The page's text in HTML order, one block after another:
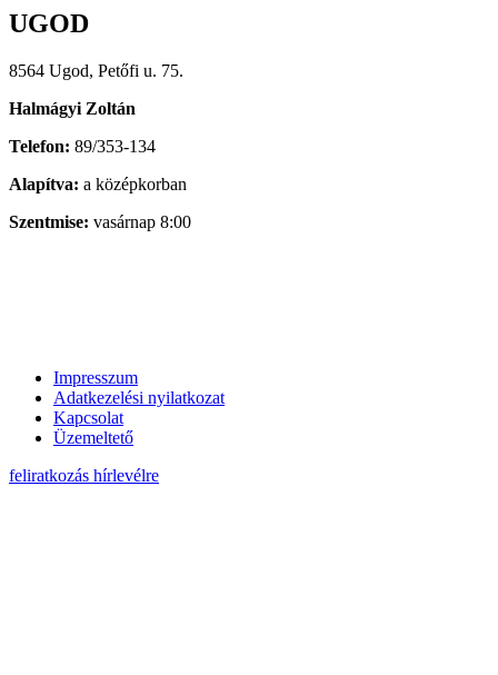
UGOD
8564 Ugod, Petőfi u. 75.
Halmágyi Zoltán
Telefon: 89/353-134
Alapítva: a középkorban
Szentmise: vasárnap 8:00
Impresszum
Adatkezelési nyilatkozat
Kapcsolat
Üzemeltető
feliratkozás hírlevélre